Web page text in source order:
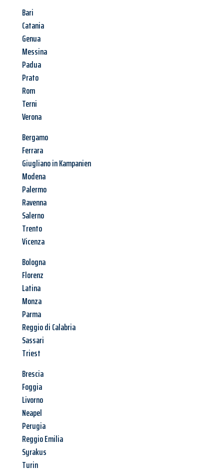
Bari
Catania
Genua
Messina
Padua
Prato
Rom
Terni
Verona
Bergamo
Ferrara
Giugliano in Kampanien
Modena
Palermo
Ravenna
Salerno
Trento
Vicenza
Bologna
Florenz
Latina
Monza
Parma
Reggio di Calabria
Sassari
Triest
Brescia
Foggia
Livorno
Neapel
Perugia
Reggio Emilia
Syrakus
Turin